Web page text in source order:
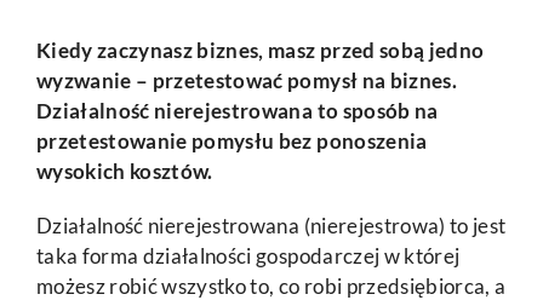
Kiedy zaczynasz biznes, masz przed sobą jedno
wyzwanie – przetestować pomysł na biznes.
Działalność nierejestrowana to sposób na
przetestowanie pomysłu bez ponoszenia
wysokich kosztów.
Działalność nierejestrowana (nierejestrowa) to jest
taka forma działalności gospodarczej w której
możesz robić wszystko to, co robi przedsiębiorca, a